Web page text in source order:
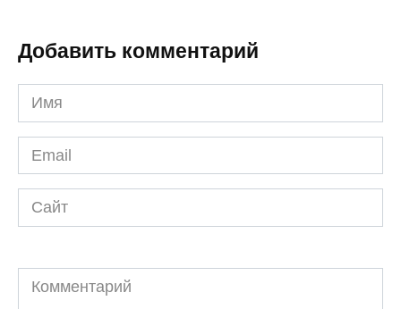
Добавить комментарий
Имя
*
Email
*
Сайт
Комментарий